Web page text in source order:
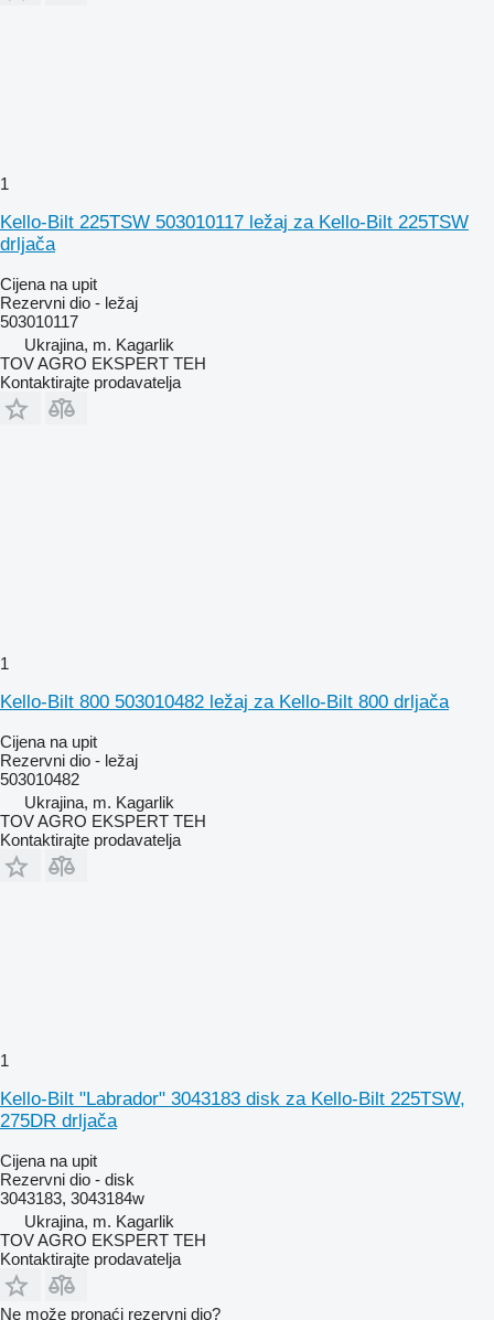
1
Kello-Bilt 225TSW 503010117 ležaj za Kello-Bilt 225TSW
drljača
Cijena na upit
Rezervni dio - ležaj
503010117
Ukrajina, m. Kagarlik
TOV AGRO EKSPERT TEH
Kontaktirajte prodavatelja
1
Kello-Bilt 800 503010482 ležaj za Kello-Bilt 800 drljača
Cijena na upit
Rezervni dio - ležaj
503010482
Ukrajina, m. Kagarlik
TOV AGRO EKSPERT TEH
Kontaktirajte prodavatelja
1
Kello-Bilt "Labrador" 3043183 disk za Kello-Bilt 225TSW,
275DR drljača
Cijena na upit
Rezervni dio - disk
3043183, 3043184w
Ukrajina, m. Kagarlik
TOV AGRO EKSPERT TEH
Kontaktirajte prodavatelja
Ne može pronaći rezervni dio?